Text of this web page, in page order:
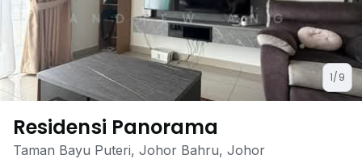
1/9
Residensi Panorama
Taman Bayu Puteri, Johor Bahru, Johor